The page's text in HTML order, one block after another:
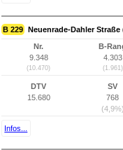
B 229 Neuenrade-Dahler
Nr.
9.348
(10.470)
B-
4.303
(1.961)
DTV
15.680
SV
768
(4,9%)
Infos...